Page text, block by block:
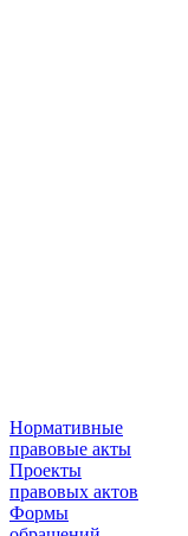
Нормативные
правовые акты
Проекты
правовых актов
Формы